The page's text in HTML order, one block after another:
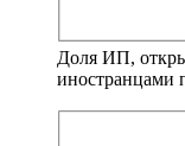
Доля ИП,
иностранцами